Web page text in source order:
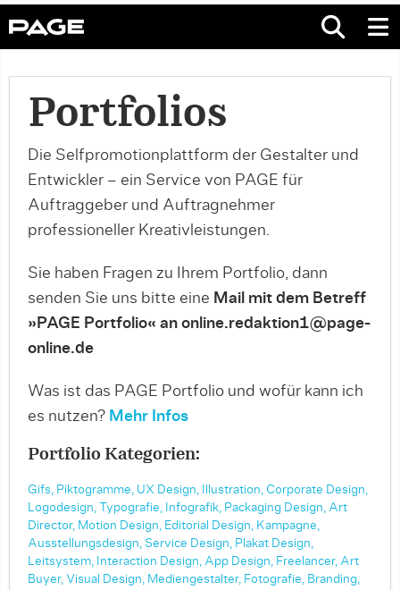
Portfolios
Die Selfpromotionplattform der Gestalter und
Entwickler – ein Service von PAGE für
Auftraggeber und Auftragnehmer
professioneller Kreativleistungen.
Sie haben Fragen zu Ihrem Portfolio, dann
senden Sie uns bitte eine Mail mit dem Betreff
»PAGE Portfolio« an online.redaktion1@page-
online.de
Was ist das PAGE Portfolio und wofür kann ich
es nutzen? Mehr Infos
Portfolio Kategorien:
Gifs, Piktogramme, UX Design, Illustration, Corporate Design,
Logodesign,
Typografie, Infografik, Packaging Design, Art
Director, Motion Design, Editorial Design, Kampagne,
Ausstellungsdesign, Service Design, Plakat Design,
Leitsystem, Interaction Design, App Design, Freelancer, Art
Buyer, Visual Design, Mediengestalter, Fotografie, Branding,